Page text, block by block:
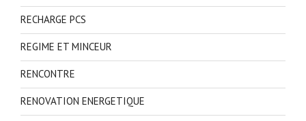
RECHARGE PCS
REGIME ET MINCEUR
RENCONTRE
RENOVATION ENERGETIQUE